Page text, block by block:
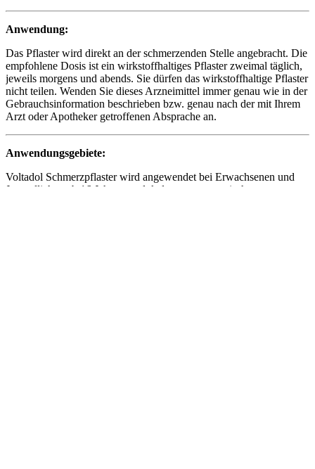
Anwendung:
Das Pflaster wird direkt an der schmerzenden Stelle angebracht. Die
empfohlene Dosis ist ein wirkstoffhaltiges Pflaster zweimal täglich,
jeweils morgens und abends. Sie dürfen das wirkstoffhaltige Pflaster
nicht teilen. Wenden Sie dieses Arzneimittel immer genau wie in der
Gebrauchsinformation beschrieben bzw. genau nach der mit Ihrem
Arzt oder Apotheker getroffenen Absprache an.
Anwendungsgebiete:
Voltadol Schmerzpflaster wird angewendet bei Erwachsenen und
Jugendlichen ab 16 Jahren zur lokalen, symptomatischen